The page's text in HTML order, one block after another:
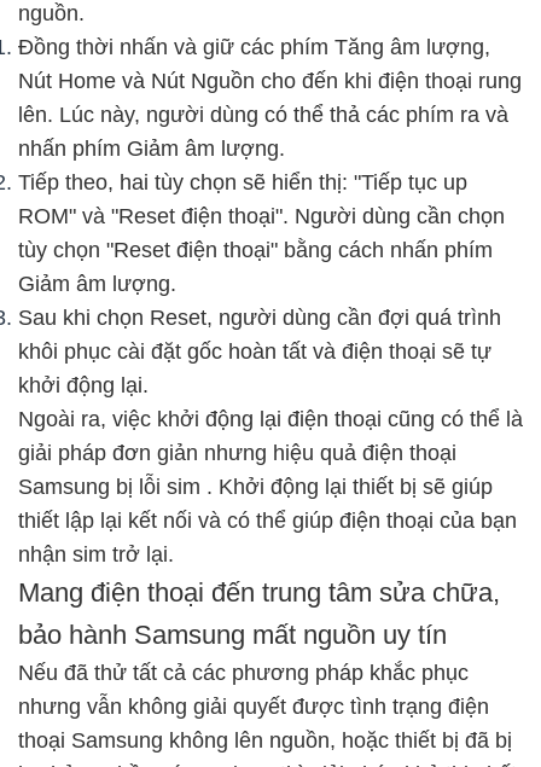
nguồn.
Đồng thời nhấn và giữ các phím Tăng âm lượng,
Nút Home và Nút Nguồn cho đến khi điện thoại rung
lên. Lúc này, người dùng có thể thả các phím ra và
nhấn phím Giảm âm lượng.
Tiếp theo, hai tùy chọn sẽ hiển thị: "Tiếp tục up
ROM" và "Reset điện thoại". Người dùng cần chọn
tùy chọn "Reset điện thoại" bằng cách nhấn phím
Giảm âm lượng.
Sau khi chọn Reset, người dùng cần đợi quá trình
khôi phục cài đặt gốc hoàn tất và điện thoại sẽ tự
khởi động lại.
Ngoài ra, việc khởi động lại điện thoại cũng có thể là
giải pháp đơn giản nhưng hiệu quả điện thoại
Samsung bị lỗi sim . Khởi động lại thiết bị sẽ giúp
thiết lập lại kết nối và có thể giúp điện thoại của bạn
nhận sim trở lại.
Mang điện thoại đến trung tâm sửa chữa,
bảo hành Samsung mất nguồn uy tín
Nếu đã thử tất cả các phương pháp khắc phục
nhưng vẫn không giải quyết được tình trạng điện
thoại Samsung không lên nguồn, hoặc thiết bị đã bị